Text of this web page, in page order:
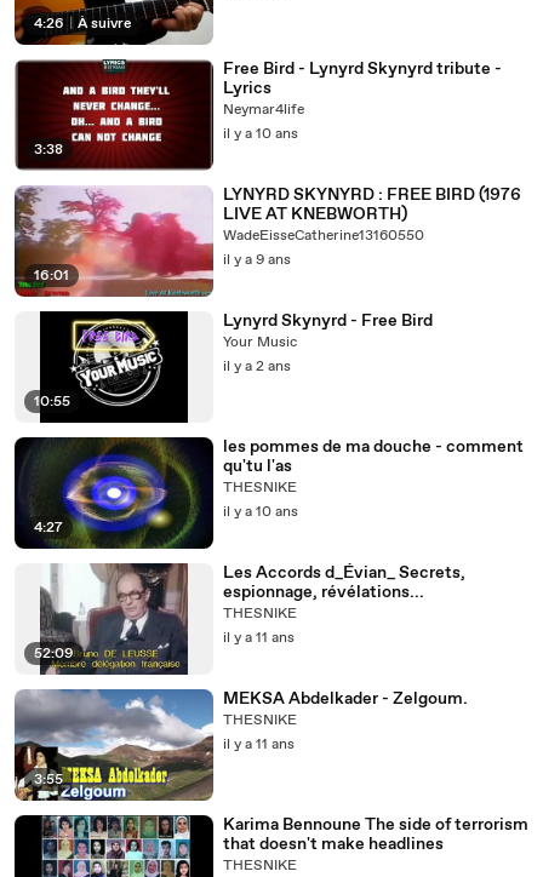
4:26 À suivre
3:38
Free Bird - Lynyrd Skynyrd tribute -
Lyrics
Neymar4life
il y a 10 ans
16:01
LYNYRD SKYNYRD : FREE BIRD (1976
LIVE AT KNEBWORTH)
WadeEisseCatherine13160550
il y a 9 ans
10:55
Lynyrd Skynyrd - Free Bird
Your Music
il y a 2 ans
4:27
les pommes de ma douche - comment
qu'tu l'as
THESNIKE
il y a 10 ans
52:09
Les Accords d_Évian_ Secrets,
espionnage, révélations...
THESNIKE
il y a 11 ans
3:55
MEKSA Abdelkader - Zelgoum.
THESNIKE
il y a 11 ans
Karima Bennoune The side of terrorism
that doesn't make headlines
THESNIKE